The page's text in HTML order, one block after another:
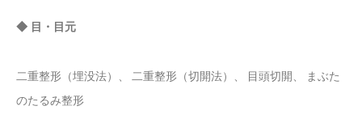
◆ 目・目元
二重整形（埋没法）、 二重整形（切開法）、 目頭切開、 まぶた
のたるみ整形